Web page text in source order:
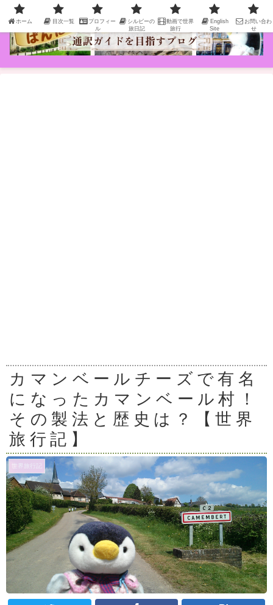
カマンベールチーズで有名
になったカマンベール村！
その製法と歴史は？【世界
旅行記】
世界旅行記
ホーム 目次一覧
プロフィー
ル
シルビーの
旅日記
動画で世界
旅行
English
Site
お問い合わ
せ